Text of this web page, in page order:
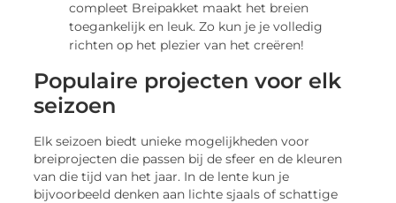
compleet Breipakket maakt het breien
toegankelijk en leuk. Zo kun je je volledig
richten op het plezier van het creëren!
Populaire projecten voor elk
seizoen
Elk seizoen biedt unieke mogelijkheden voor
breiprojecten die passen bij de sfeer en de kleuren
van die tijd van het jaar. In de lente kun je
bijvoorbeeld denken aan lichte sjaals of schattige